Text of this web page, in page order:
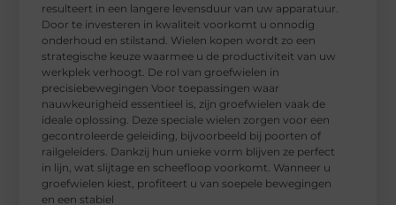
resulteert in een langere levensduur van uw apparatuur.
Door te investeren in kwaliteit voorkomt u onnodig
onderhoud en stilstand. Wielen kopen wordt zo een
strategische keuze waarmee u de productiviteit van uw
werkplek verhoogt. De rol van groefwielen in
precisiebewegingen Voor toepassingen waar
nauwkeurigheid essentieel is, zijn groefwielen vaak de
ideale oplossing. Deze speciale wielen zorgen voor een
gecontroleerde geleiding, bijvoorbeeld bij poorten of
railgeleiders. Dankzij hun unieke vorm blijven ze perfect
in lijn, wat slijtage en scheefloop voorkomt. Wanneer u
groefwielen kiest, profiteert u van soepele bewegingen
en een stabiel